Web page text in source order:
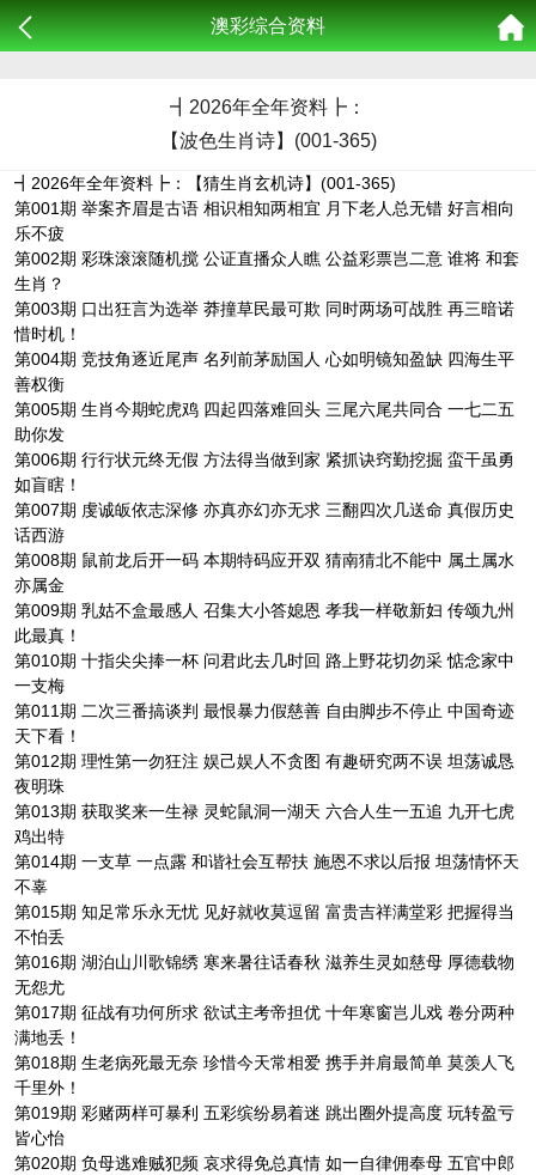
澳彩综合资料
┫ 2026年全年资料┣：
【波色生肖诗】(001-365)
┫2026年全年资料┣：【猜生肖玄机诗】(001-365)
第001期 举案齐眉是古语 相识相知两相宜 月下老人总无错 好言相向
乐不疲
第002期 彩珠滚滚随机搅 公证直播众人瞧 公益彩票岂二意 谁将 和套
生肖？
第003期 口出狂言为选举 莽撞草民最可欺 同时两场可战胜 再三暗诺
惜时机！
第004期 竞技角逐近尾声 名列前茅励国人 心如明镜知盈缺 四海生平
善权衡
第005期 生肖今期蛇虎鸡 四起四落难回头 三尾六尾共同合 一七二五
助你发
第006期 行行状元终无假 方法得当做到家 紧抓诀窍勤挖掘 蛮干虽勇
如盲瞎！
第007期 虔诚皈依志深修 亦真亦幻亦无求 三翻四次几送命 真假历史
话西游
第008期 鼠前龙后开一码 本期特码应开双 猜南猜北不能中 属土属水
亦属金
第009期 乳姑不盒最感人 召集大小答媳恩 孝我一样敬新妇 传颂九州
此最真！
第010期 十指尖尖捧一杯 问君此去几时回 路上野花切勿采 惦念家中
一支梅
第011期 二次三番搞谈判 最恨暴力假慈善 自由脚步不停止 中国奇迹
天下看！
第012期 理性第一勿狂注 娱己娱人不贪图 有趣研究两不误 坦荡诚恳
夜明珠
第013期 获取奖来一生禄 灵蛇鼠洞一湖天 六合人生一五追 九开七虎
鸡出特
第014期 一支草 一点露 和谐社会互帮扶 施恩不求以后报 坦荡情怀天
不辜
第015期 知足常乐永无忧 见好就收莫逗留 富贵吉祥满堂彩 把握得当
不怕丢
第016期 湖泊山川歌锦绣 寒来暑往话春秋 滋养生灵如慈母 厚德载物
无怨尤
第017期 征战有功何所求 欲试主考帝担优 十年寒窗岂儿戏 卷分两种
满地丢！
第018期 生老病死最无奈 珍惜今天常相爱 携手并肩最简单 莫羡人飞
千里外！
第019期 彩赌两样可暴利 五彩缤纷易着迷 跳出圈外提高度 玩转盈亏
皆心怡
第020期 负母逃难贼犯频 哀求得免总真情 如一自律佣奉母 五官中郎